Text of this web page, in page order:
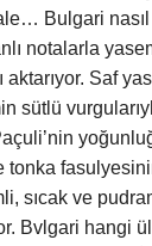
Bulgari
notalarla
aktarıyor. Saf
sütlü
tonka
sıcak ve
Bvlgari hangi